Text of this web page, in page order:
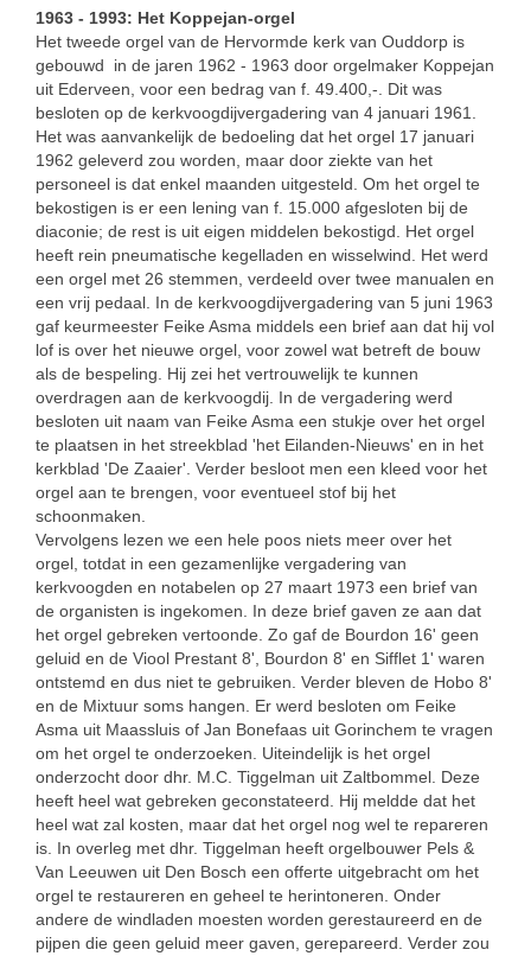
1963 - 1993: Het Koppejan-orgel
Het tweede orgel van de Hervormde kerk van Ouddorp is
gebouwd in de jaren 1962 - 1963 door orgelmaker Koppejan
uit Ederveen, voor een bedrag van f. 49.400,-. Dit was
besloten op de kerkvoogdijvergadering van 4 januari 1961.
Het was aanvankelijk de bedoeling dat het orgel 17 januari
1962 geleverd zou worden, maar door ziekte van het
personeel is dat enkel maanden uitgesteld. Om het orgel te
bekostigen is er een lening van f. 15.000 afgesloten bij de
diaconie; de rest is uit eigen middelen bekostigd. Het orgel
heeft rein pneumatische kegelladen en wisselwind. Het werd
een orgel met 26 stemmen, verdeeld over twee manualen en
een vrij pedaal. In de kerkvoogdijvergadering van 5 juni 1963
gaf keurmeester Feike Asma middels een brief aan dat hij vol
lof is over het nieuwe orgel, voor zowel wat betreft de bouw
als de bespeling. Hij zei het vertrouwelijk te kunnen
overdragen aan de kerkvoogdij. In de vergadering werd
besloten uit naam van Feike Asma een stukje over het orgel
te plaatsen in het streekblad 'het Eilanden-Nieuws' en in het
kerkblad 'De Zaaier'. Verder besloot men een kleed voor het
orgel aan te brengen, voor eventueel stof bij het
schoonmaken.
Vervolgens lezen we een hele poos niets meer over het
orgel, totdat in een gezamenlijke vergadering van
kerkvoogden en notabelen op 27 maart 1973 een brief van
de organisten is ingekomen. In deze brief gaven ze aan dat
het orgel gebreken vertoonde. Zo gaf de Bourdon 16' geen
geluid en de Viool Prestant 8', Bourdon 8' en Sifflet 1' waren
ontstemd en dus niet te gebruiken. Verder bleven de Hobo 8'
en de Mixtuur soms hangen. Er werd besloten om Feike
Asma uit Maassluis of Jan Bonefaas uit Gorinchem te vragen
om het orgel te onderzoeken. Uiteindelijk is het orgel
onderzocht door dhr. M.C. Tiggelman uit Zaltbommel. Deze
heeft heel wat gebreken geconstateerd. Hij meldde dat het
heel wat zal kosten, maar dat het orgel nog wel te repareren
is. In overleg met dhr. Tiggelman heeft orgelbouwer Pels &
Van Leeuwen uit Den Bosch een offerte uitgebracht om het
orgel te restaureren en geheel te herintoneren. Onder
andere de windladen moesten worden gerestaureerd en de
pijpen die geen geluid meer gaven, gerepareerd. Verder zou